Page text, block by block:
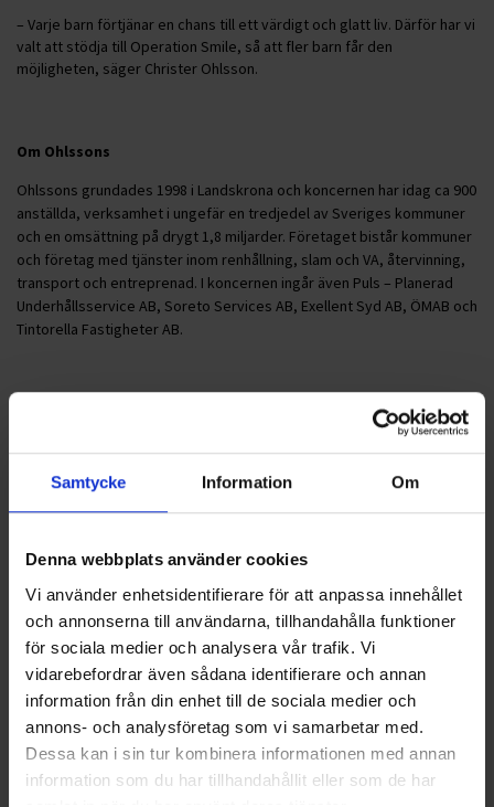
Samtycke Information Om
Denna webbplats använder cookies
Vi använder enhetsidentifierare för att anpassa innehållet
och annonserna till användarna, tillhandahålla funktioner
för sociala medier och analysera vår trafik. Vi
vidarebefordrar även sådana identifierare och annan
information från din enhet till de sociala medier och
annons- och analysföretag som vi samarbetar med.
Dessa kan i sin tur kombinera informationen med annan
information som du har tillhandahållit eller som de har
– Varje barn förtjänar en chans till ett värdigt och glatt liv. Därför har vi
valt att stödja till Operation Smile, så att fler barn får den
möjligheten, säger Christer Ohlsson.
Om Ohlssons
Ohlssons grundades 1998 i Landskrona och koncernen har idag ca 900
anställda, verksamhet i ungefär en tredjedel av Sveriges kommuner
och en omsättning på drygt 1,8 miljarder. Företaget bistår kommuner
och företag med tjänster inom renhållning, slam och VA, återvinning,
transport och entreprenad. I koncernen ingår även Puls – Planerad
Underhållsservice AB, Soreto Services AB, Exellent Syd AB, ÖMAB och
Tintorella Fastigheter AB.
LANDSKRONA
NYA UPPDRAG
OHLSSONS REGION MITT
OHLSSONS REGION SYD